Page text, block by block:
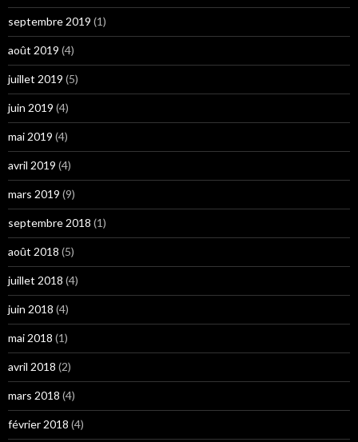
septembre 2019 (1)
août 2019 (4)
juillet 2019 (5)
juin 2019 (4)
mai 2019 (4)
avril 2019 (4)
mars 2019 (9)
septembre 2018 (1)
août 2018 (5)
juillet 2018 (4)
juin 2018 (4)
mai 2018 (1)
avril 2018 (2)
mars 2018 (4)
février 2018 (4)